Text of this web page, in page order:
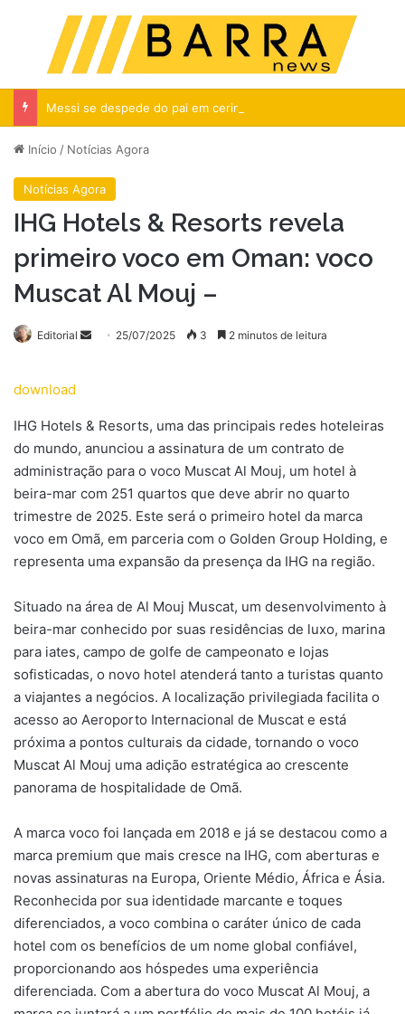
Menu
Início / Notícias Agora
Notícias Agora
IHG Hotels & Resorts revela
primeiro voco em Oman: voco
Muscat Al Mouj –
Editorial
Mande25/07/2025 3 2 minutos de leitura
download
IHG Hotels & Resorts, uma das principais redes hoteleiras
do mundo, anunciou a assinatura de um contrato de
administração para o voco Muscat Al Mouj, um hotel à
beira-mar com 251 quartos que deve abrir no quarto
trimestre de 2025. Este será o primeiro hotel da marca
voco em Omã, em parceria com o Golden Group Holding, e
representa uma expansão da presença da IHG na região.
Situado na área de Al Mouj Muscat, um desenvolvimento à
beira-mar conhecido por suas residências de luxo, marina
para iates, campo de golfe de campeonato e lojas
sofisticadas, o novo hotel atenderá tanto a turistas quanto
a viajantes a negócios. A localização privilegiada facilita o
acesso ao Aeroporto Internacional de Muscat e está
próxima a pontos culturais da cidade, tornando o voco
Muscat Al Mouj uma adição estratégica ao crescente
panorama de hospitalidade de Omã.
A marca voco foi lançada em 2018 e já se destacou como a
marca premium que mais cresce na IHG, com aberturas e
novas assinaturas na Europa, Oriente Médio, África e Ásia.
Reconhecida por sua identidade marcante e toques
diferenciados, a voco combina o caráter único de cada
hotel com os benefícios de um nome global confiável,
proporcionando aos hóspedes uma experiência
diferenciada. Com a abertura do voco Muscat Al Mouj, a